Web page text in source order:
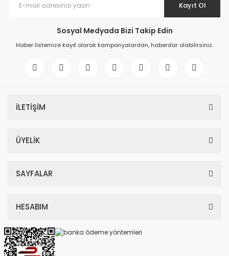
Kayıt Ol
Sosyal Medyada Bizi Takip Edin
Haber listemize kayıt olarak kampanyalardan, haberdar olabilirsiniz.
İLETİŞİM
ÜYELİK
SAYFALAR
HESABIM